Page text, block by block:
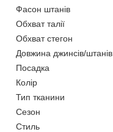
Фасон штанів
Обхват талії
Обхват стегон
Довжина джинсів/штанів
Посадка
Колір
Тип тканини
Сезон
Стиль